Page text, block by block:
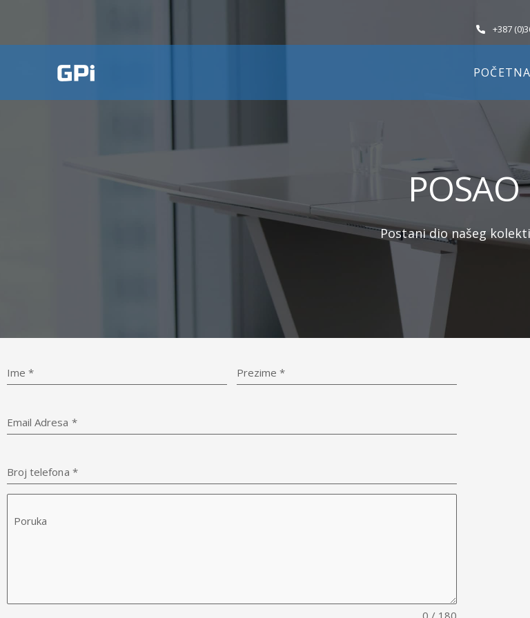
+387
POČETNA
POSAO
Postani dio našeg
Ime* Prezime*
Email Adresa *
Broj telefona *
Poruka
0 / 180